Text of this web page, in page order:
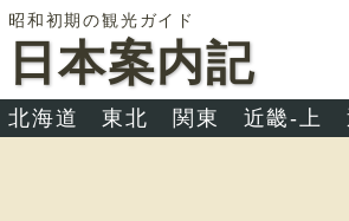
昭和初期の観光ガイド
日本案内記
北海道 東北 関東 近畿-上